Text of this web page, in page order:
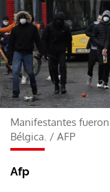
Manifestantes
Bélgica. / AFP
Afp